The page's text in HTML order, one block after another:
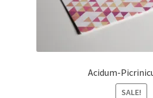
Acidum-
SALE!